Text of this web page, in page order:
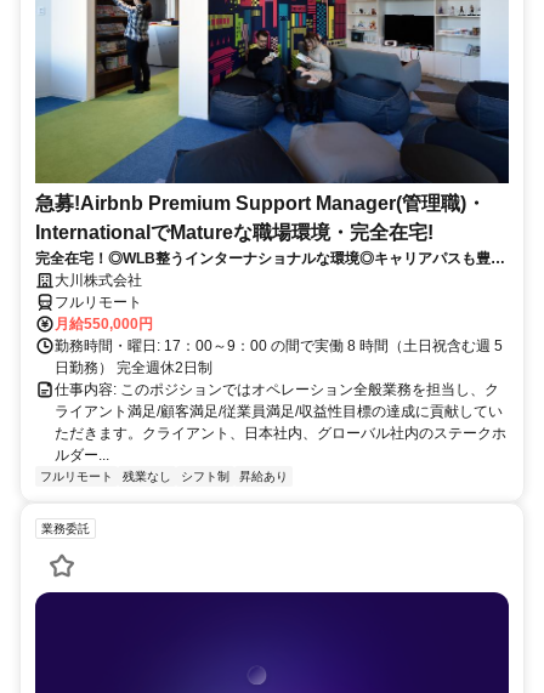
急募!Airbnb Premium Support Manager(管理職)・
InternationalでMatureな職場環境・完全在宅!
完全在宅！◎WLB整うインターナショナルな環境◎キャリアパスも豊富
◎ 大川株式会社
フルリモート
月給550,000円
勤務時間・曜日: 17：00～9：00 の間で実働 8 時間（土日祝含む週 5
日勤務） 完全週休2日制
仕事内容: このポジションではオペレーション全般業務を担当し、ク
ライアント満足/顧客満足/従業員満足/収益性目標の達成に貢献してい
ただきます。クライアント、日本社内、グローバル社内のステークホ
ルダー...
フルリモート 残業なし シフト制 昇給あり
業務委託